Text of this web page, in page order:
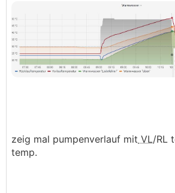
zeig mal pumpenverlauf mit VL/RL
temp.